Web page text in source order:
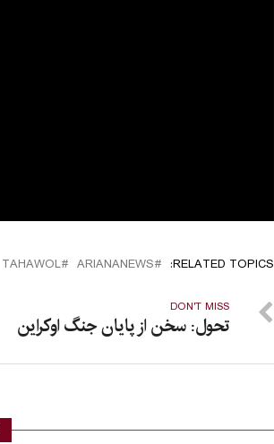
RELATED TOPICS:
ARIANANEWS
TAHAWOL
DON'T MISS
تحول: سخن از پایان جنگ اوکراین